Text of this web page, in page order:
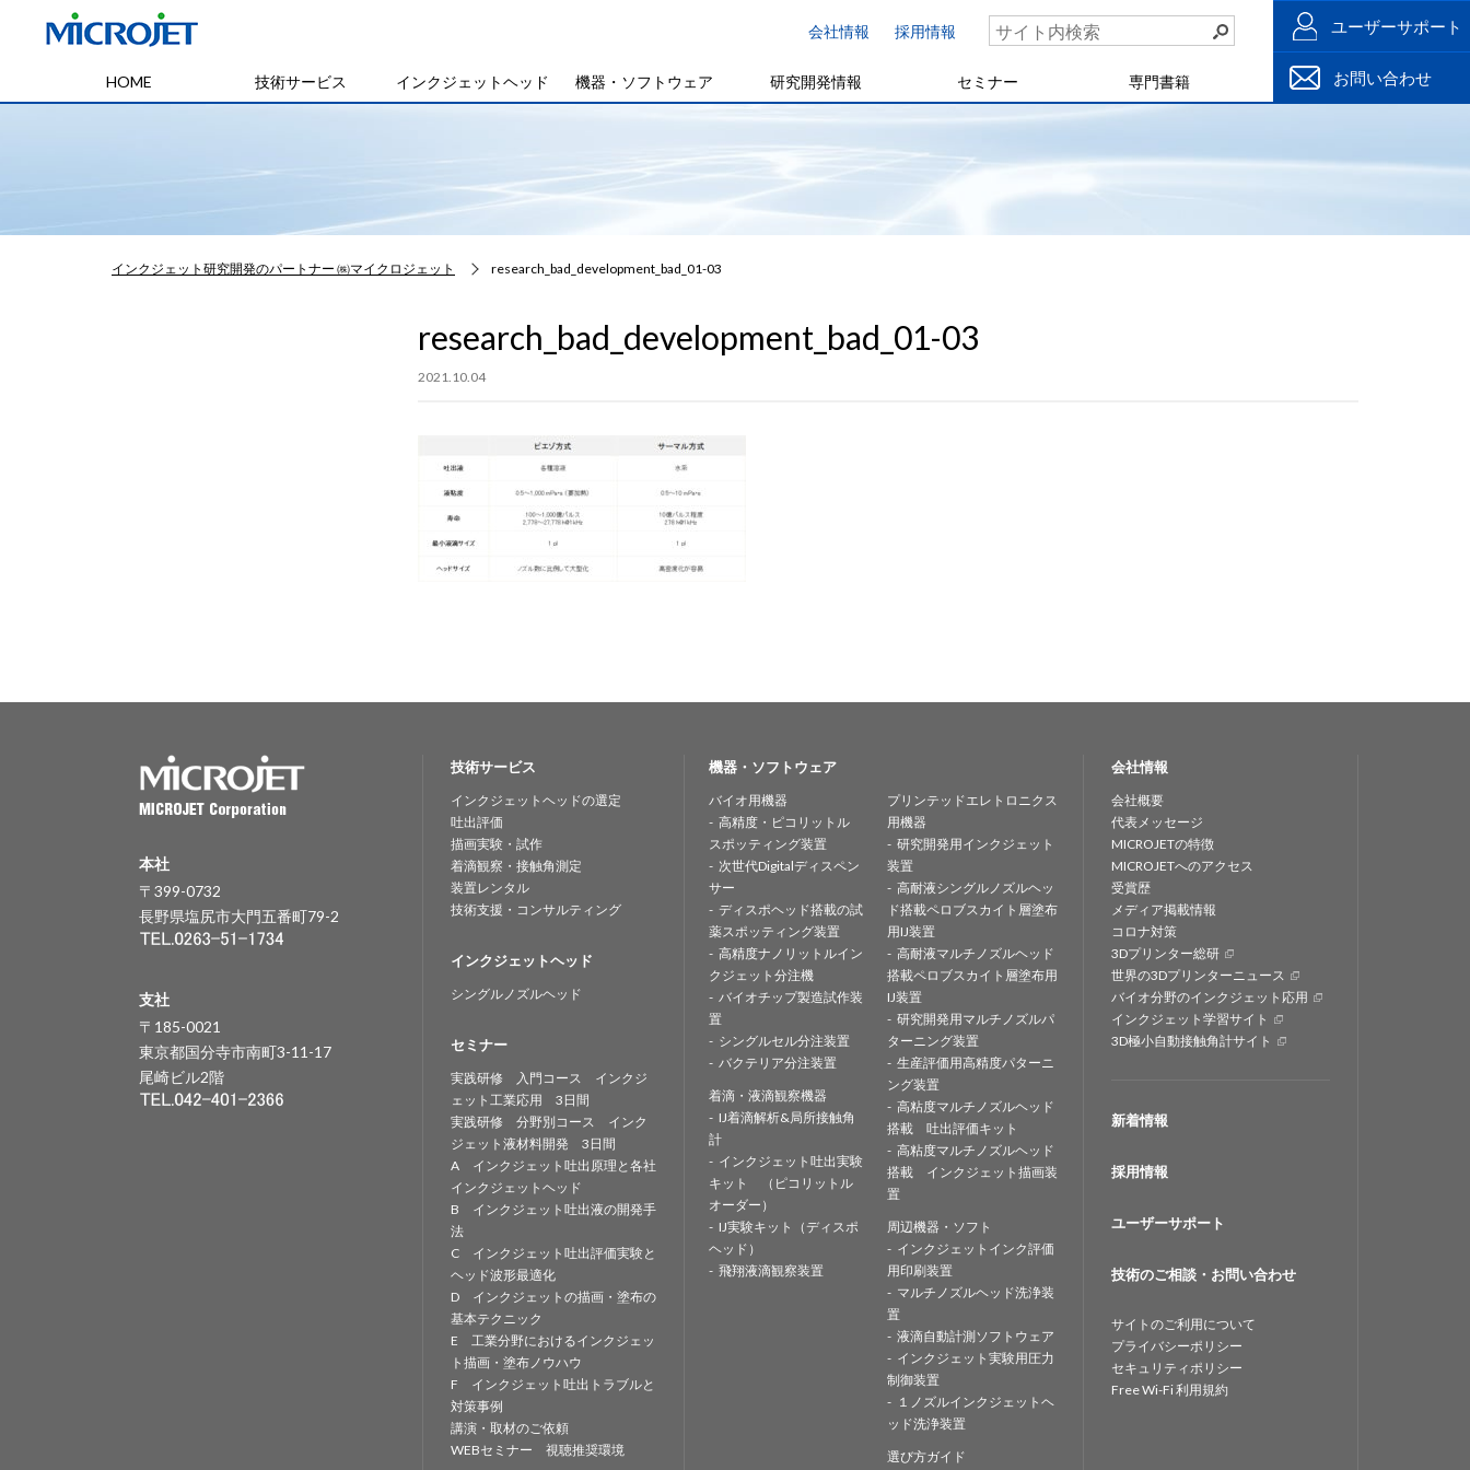
会社情報 採用情報
HOME 技術サービス インクジェットヘッド 機器・ソフトウェア 研究開発情報 セミナー 専門書籍
ユーザーサポート
お問い合わせ
インクジェット研究開発のパートナー ㈱マイクロジェット research_bad_development_bad_01-03
research_bad_development_bad_01-03
2021.10.04
本社
〒399-0732
長野県塩尻市大門五番町79-2
支社
〒185-0021
東京都国分寺市南町3-11-17
尾崎ビル2階
技術サービス
インクジェットヘッドの選定
吐出評価
描画実験・試作
着滴観察・接触角測定
装置レンタル
技術支援・コンサルティング
インクジェットヘッド
シングルノズルヘッド
セミナー
実践研修 入門コース インクジ
ェット工業応用 3日間
実践研修 分野別コース インク
ジェット液材料開発 3日間
A インクジェット吐出原理と各社
インクジェットヘッド
B インクジェット吐出液の開発手
法
C インクジェット吐出評価実験と
ヘッド波形最適化
D インクジェットの描画・塗布の
基本テクニック
E 工業分野におけるインクジェッ
ト描画・塗布ノウハウ
F インクジェット吐出トラブルと
対策事例
講演・取材のご依頼
WEBセミナー 視聴推奨環境
機器・ソフトウェア
バイオ用機器
高精度・ピコリットル
スポッティング装置
次世代Digitalディスペン
サー
ディスポヘッド搭載の試
薬スポッティング装置
高精度ナノリットルイン
クジェット分注機
バイオチップ製造試作装
置
シングルセル分注装置
バクテリア分注装置
着滴・液滴観察機器
IJ着滴解析&局所接触角
計
インクジェット吐出実験
キット （ピコリットル
オーダー）
IJ実験キット（ディスポ
ヘッド）
飛翔液滴観察装置
プリンテッドエレトロニクス
用機器
研究開発用インクジェット
装置
高耐液シングルノズルヘッ
ド搭載ペロブスカイト層塗布
用IJ装置
高耐液マルチノズルヘッド
搭載ペロブスカイト層塗布用
IJ装置
研究開発用マルチノズルパ
ターニング装置
生産評価用高精度パターニ
ング装置
高粘度マルチノズルヘッド
搭載 吐出評価キット
高粘度マルチノズルヘッド
搭載 インクジェット描画装
置
周辺機器・ソフト
インクジェットインク評価
用印刷装置
マルチノズルヘッド洗浄装
置
液滴自動計測ソフトウェア
インクジェット実験用圧力
制御装置
１ノズルインクジェットヘ
ッド洗浄装置
選び方ガイド
会社情報
会社概要
代表メッセージ
MICROJETの特徴
MICROJETへのアクセス
受賞歴
メディア掲載情報
コロナ対策
3Dプリンター総研
世界の3Dプリンターニュース
バイオ分野のインクジェット応用
インクジェット学習サイト
3D極小自動接触角計サイト
新着情報
採用情報
ユーザーサポート
技術のご相談・お問い合わせ
サイトのご利用について
プライバシーポリシー
セキュリティポリシー
Free Wi-Fi 利用規約